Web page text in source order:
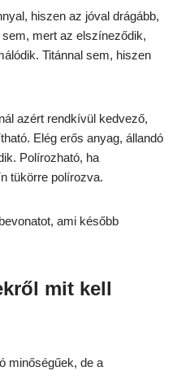
hiszen az jóval drágább,
mert az elszíneződik,
Titánnal sem, hiszen
azért rendkívül kedvező,
Elég erős anyag, állandó
Polírozható, ha
tükörre polírozva.
ami később
mit kell
minőségűek, de a